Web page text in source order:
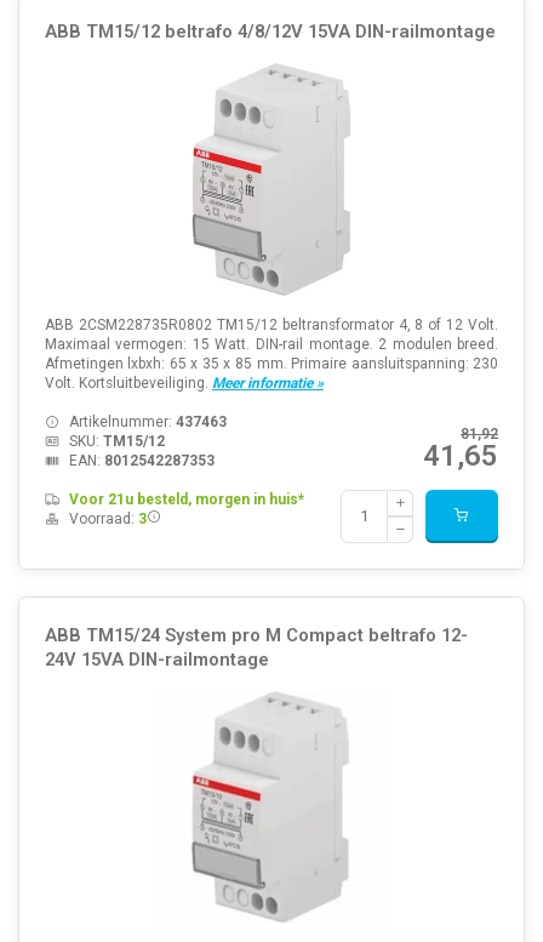
ABB TM15/12 beltrafo 4/8/12V 15VA DIN-railmontage
ABB 2CSM228735R0802 TM15/12 beltransformator 4, 8 of 12 Volt.
Maximaal vermogen: 15 Watt. DIN-rail montage. 2 modulen breed.
Afmetingen lxbxh: 65 x 35 x 85 mm. Primaire aansluitspanning: 230
Volt. Kortsluitbeveiliging. Meer informatie »
81,92
41,65
Artikelnummer: 437463
SKU: TM15/12
EAN: 8012542287353
Voor 21u besteld, morgen in huis*
Voorraad: 3
ABB TM15/24 System pro M Compact beltrafo 12-
24V 15VA DIN-railmontage